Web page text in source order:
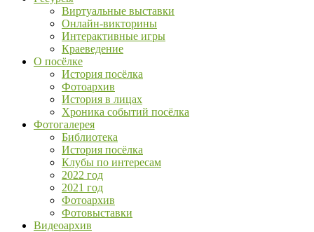
Виртуальные выставки
Онлайн-викторины
Интерактивные игры
Краеведение
О посёлке
История посёлка
Фотоархив
История в лицах
Хроника событий посёлка
Фотогалерея
Библиотека
История посёлка
Клубы по интересам
2022 год
2021 год
Фотоархив
Фотовыставки
Видеоархив